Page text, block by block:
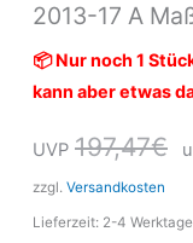
2013-17 A
📦 Nur noch 1
kann aber etwas
UVP 197,47€
zzgl. Versandkosten
Lieferzeit: 2-4